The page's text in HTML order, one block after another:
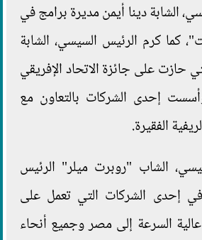
الشابة دينا أيمن مديرة برامج في
كما كرم الرئيس السيسي، الشابة
حازت على جائزة الاتحاد الإفريقي
إحدى الشركات بالتعاون مع
الفقيرة.
الشاب "روبرت ميلر" الرئيس
في إحدى الشركات التي تعمل على
السرعة إلى مصر وجميع أنحاء